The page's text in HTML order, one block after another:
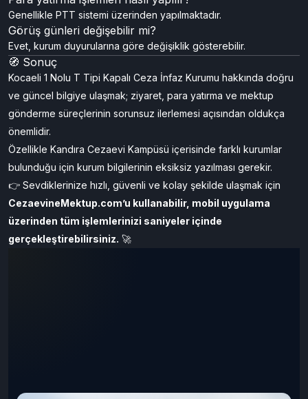
Genellikle PTT sistemi üzerinden yapılmaktadır.
Görüş günleri değişebilir mi?
Evet, kurum duyurularına göre değişiklik gösterebilir.
🧭 Sonuç
Kocaeli 1 Nolu T Tipi Kapalı Ceza İnfaz Kurumu hakkında doğru
ve güncel bilgiye ulaşmak; ziyaret, para yatırma ve mektup
gönderme süreçlerinin sorunsuz ilerlemesi açısından oldukça
önemlidir.
Özellikle Kandıra Cezaevi Kampüsü içerisinde farklı kurumlar
bulunduğu için kurum bilgilerinin eksiksiz yazılması gerekir.
👉 Sevdiklerinize hızlı, güvenli ve kolay şekilde ulaşmak için
CezaevineMektup.com’u kullanabilir, mobil uygulama
üzerinden tüm işlemlerinizi saniyeler içinde
gerçekleştirebilirsiniz. 🚀